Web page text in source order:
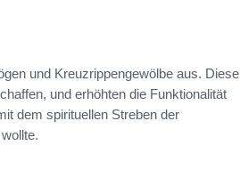
und Kreuzrippengewölbe aus. Diese
und erhöhten die Funktionalität
dem spirituellen Streben der